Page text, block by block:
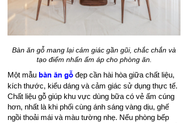
Bàn ăn gỗ mang lại cảm giác gần gũi, chắc chắn và
tạo điểm nhấn ấm áp cho phòng ăn.
Một mẫu bàn ăn gỗ đẹp cần hài hòa giữa chất liệu,
kích thước, kiểu dáng và cảm giác sử dụng thực tế.
Chất liệu gỗ giúp khu vực dùng bữa có vẻ ấm cúng
hơn, nhất là khi phối cùng ánh sáng vàng dịu, ghế
ngồi thoải mái và màu tường nhẹ. Nếu phòng bếp